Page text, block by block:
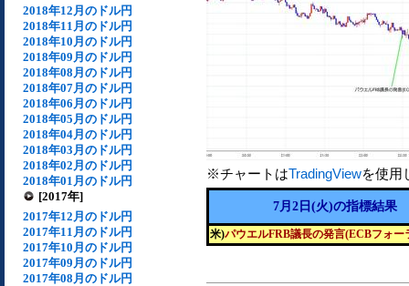
2018年12月のドル円
2018年11月のドル円
2018年10月のドル円
2018年09月のドル円
2018年08月のドル円
2018年07月のドル円
2018年06月のドル円
2018年05月のドル円
2018年04月のドル円
2018年03月のドル円
2018年02月のドル円
2018年01月のドル円
[2017年]
2017年12月のドル円
2017年11月のドル円
2017年10月のドル円
2017年09月のドル円
2017年08月のドル円
※チャートはTradingViewを使用
7月2日(火)の指標結果
米)パウエルFRB議長の発言(ECBフォー